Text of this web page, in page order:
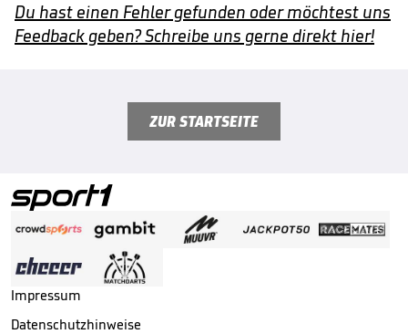
Du hast einen Fehler gefunden oder möchtest uns
Feedback geben? Schreibe uns gerne direkt hier!
ZUR STARTSEITE
Impressum
Datenschutzhinweise